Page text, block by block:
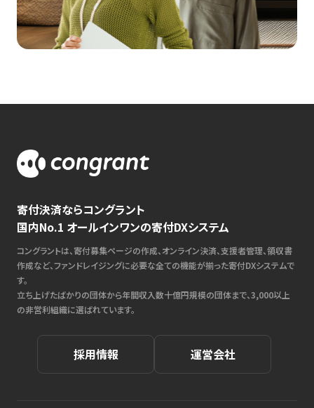
寄付決済ならコングラント
国内No.1 オールインワンの寄付DXシステム
コングラントは、寄付募集ページの作成、オンライン決済、支援者管理、領収書
作成など、ファンドレイジングに必要な全ての機能が揃った寄付DXシステムで
す。
立ち上げたばかりの団体から年間収入数十億円規模の団体まで、3,000以上
の非営利組織に選ばれています。
採用情報 運営会社